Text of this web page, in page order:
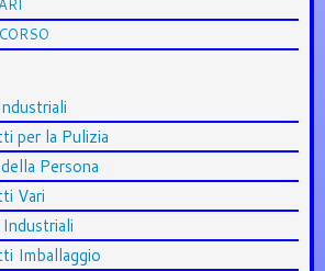
per la Pulizia
Persona
Vari
Imballaggio